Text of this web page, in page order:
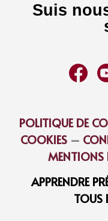
Suis
POLITIQUE DE
COOKIES –
MENTIONS
APPRENDRE
TOUS